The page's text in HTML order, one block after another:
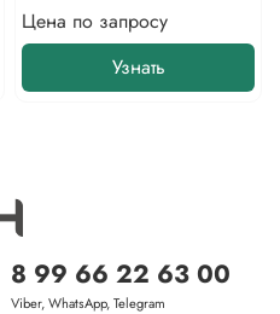
Цена по запросу
Узнать
8 99 66 22 63 00
Viber, WhatsApp, Telegram